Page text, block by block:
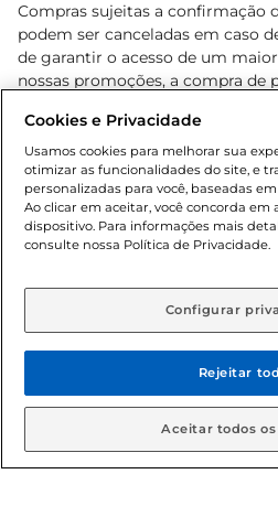
Compras sujeitas a confirmação
podem ser canceladas em caso
de garantir o acesso de um
nossas promoções, a compra de
cliente. Os preços, ofertas e
o e-commerce e válidos durante
sofrer alterações sem prévia
de bebidas alcoólicas para
Lei n.º 8069/90, art. 81, inciso II
Adolescente). Preços e condições
aviso prévio. O valor mínimo
© 2026 Copyright.
reservados
Cookies e Privacidade
Usamos cookies para melhorar sua
otimizar as funcionalidades do site, e
personalizadas para você, baseadas
Ao clicar em aceitar, você concorda em
dispositivo. Para informações mais
consulte nossa Política de Privacidade.
Configurar
Rejeitar
Aceitar todos os